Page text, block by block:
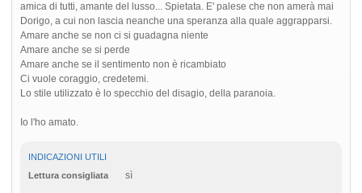
amica di tutti, amante del lusso... Spietata. E' palese che non amerà mai
Dorigo, a cui non lascia neanche una speranza alla quale aggrapparsi.
Amare anche se non ci si guadagna niente
Amare anche se si perde
Amare anche se il sentimento non è ricambiato
Ci vuole coraggio, credetemi.
Lo stile utilizzato è lo specchio del disagio, della paranoia.
Io l'ho amato.
INDICAZIONI UTILI
Lettura consigliata
sì